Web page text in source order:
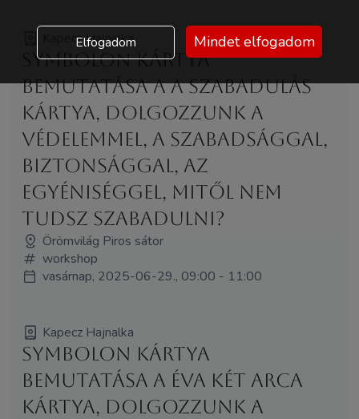
Kapecz Hajnalka
Symbolon kártya
bemutatása a A Szabadulás
kártya, dolgozzunk a
védelemmel, a szabadsággal,
biztonsággal, az
egyéniséggel, mitől nem
tudsz szabadulni?
Örömvilág Piros sátor
workshop
vasárnap, 2025-06-29., 09:00 - 11:00
Kapecz Hajnalka
Symbolon kártya
bemutatása a Éva két arca
kártya, dolgozzunk a
Elfogadom Mindet elfogadom